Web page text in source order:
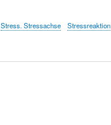
Stress. Stressachse Stressreaktion